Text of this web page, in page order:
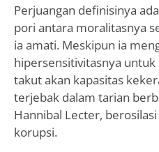
Perjuangan definisinya
pori antara moralitasnya
ia amati. Meskipun ia
hipersensitivitasnya
takut akan kapasitas
terjebak dalam tarian
Hannibal Lecter,
korupsi.